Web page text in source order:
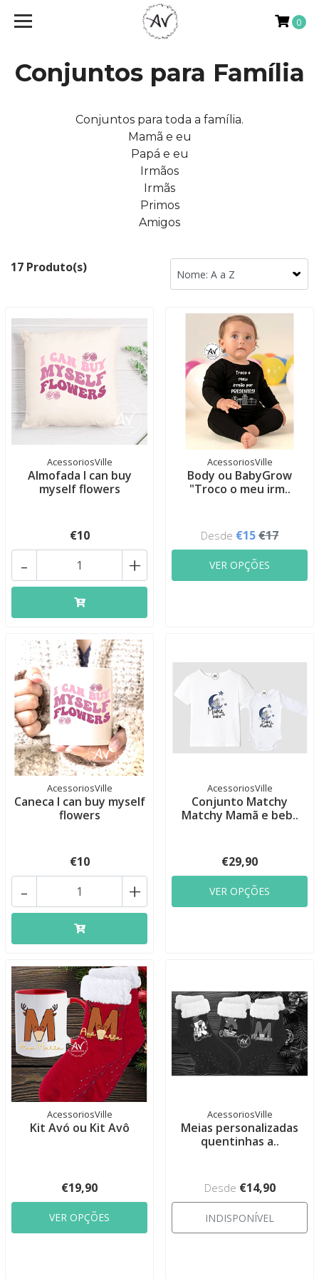
0
Conjuntos para Família
Conjuntos para toda a família.
Mamã e eu
Papá e eu
Irmãos
Irmãs
Primos
Amigos
17 Produto(s)
AcessoriosVille
Almofada I can buy
myself flowers
€10
+
-
AcessoriosVille
Body ou BabyGrow
"Troco o meu irm..
Desde €15€17
VER OPÇÕES
AcessoriosVille
Caneca I can buy myself
flowers
€10
+
-
AcessoriosVille
Conjunto Matchy
Matchy Mamã e beb..
€29,90
VER OPÇÕES
AcessoriosVille
Kit Avó ou Kit Avô
€19,90
VER OPÇÕES
AcessoriosVille
Meias personalizadas
quentinhas a..
Desde €14,90
INDISPONÍVEL